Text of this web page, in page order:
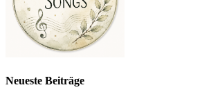
Neueste Beiträge